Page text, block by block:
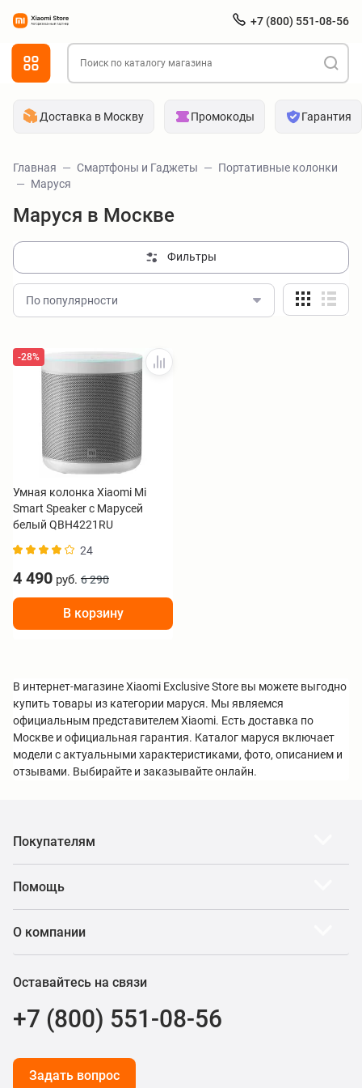
+7 (800) 551-08-56
Доставка в Москву Промокоды Гарантия
Главная Смартфоны и Гаджеты
Портативные колонки
Маруся
Маруся в Москве
Фильтры
По популярности
-28%
Умная колонка Xiaomi Mi
Smart Speaker с Марусей
белый QBH4221RU
24
4 490 руб. 6 290
В корзину
В интернет-магазине Xiaomi Exclusive Store вы можете выгодно
купить товары из категории маруся. Мы являемся
официальным представителем Xiaomi. Есть доставка по
Москве и официальная гарантия. Каталог маруся включает
модели с актуальными характеристиками, фото, описанием и
отзывами. Выбирайте и заказывайте онлайн.
Покупателям
Помощь
О компании
Оставайтесь на связи
+7 (800) 551-08-56
Задать вопрос